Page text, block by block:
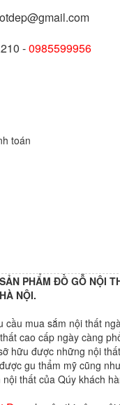
-0985599956
toán
PHẨM ĐỒ GỖ NỘI
NỘI.
cầu mua sắm nội thất
cao cấp ngày càng
hữu được những nội
gu thẩm mỹ cũng
thất của Qúy khách